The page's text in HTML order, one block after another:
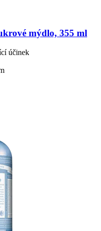
mýdlo, 355 ml
účinek